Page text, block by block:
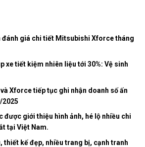
đánh giá chi tiết Mitsubishi Xforce tháng
xe tiết kiệm nhiên liệu tới 30%: Vệ sinh
Xforce tiếp tục ghi nhận doanh số ấn
được giới thiệu hình ảnh, hé lộ nhiều chi
tại Việt Nam.
thiết kế đẹp, nhiều trang bị, cạnh tranh